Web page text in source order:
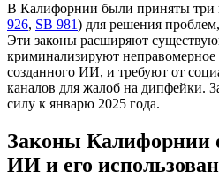
В Калифорнии были приняты три
926, SB 981) для решения
Эти законы расширяют
криминализируют неправомерное
созданного ИИ, и требуют от
каналов для жалоб на дипфейки.
силу к январю 2025 года.
Законы Калифорнии
ИИ и его